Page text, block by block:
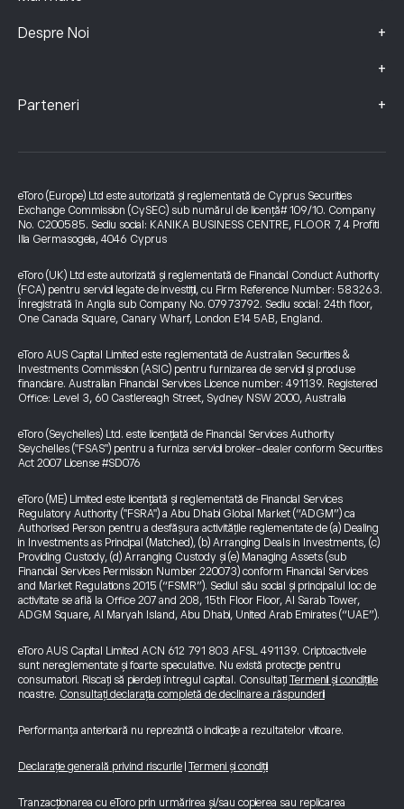
Despre Noi +
+
Parteneri +
eToro (Europe) Ltd este autorizată și reglementată de Cyprus Securities
Exchange Commission (CySEC) sub numărul de licență# 109/10. Company
No. C200585. Sediu social: KANIKA BUSINESS CENTRE, FLOOR 7, 4 Profiti
Ilia Germasogeia, 4046 Cyprus
eToro (UK) Ltd este autorizată și reglementată de Financial Conduct Authority
(FCA) pentru servicii legate de investiții, cu Firm Reference Number: 583263.
Înregistrată în Anglia sub Company No. 07973792. Sediu social: 24th floor,
One Canada Square, Canary Wharf, London E14 5AB, England.
eToro AUS Capital Limited este reglementată de Australian Securities &
Investments Commission (ASIC) pentru furnizarea de servicii și produse
financiare. Australian Financial Services Licence number: 491139. Registered
Office: Level 3, 60 Castlereagh Street, Sydney NSW 2000, Australia
eToro (Seychelles) Ltd. este licențiată de Financial Services Authority
Seychelles ("FSAS") pentru a furniza servicii broker-dealer conform Securities
Act 2007 License #SD076
eToro (ME) Limited este licențiată și reglementată de Financial Services
Regulatory Authority ("FSRA") a Abu Dhabi Global Market (“ADGM”) ca
Authorised Person pentru a desfășura activitățile reglementate de (a) Dealing
in Investments as Principal (Matched), (b) Arranging Deals in Investments, (c)
Providing Custody, (d) Arranging Custody și (e) Managing Assets (sub
Financial Services Permission Number 220073) conform Financial Services
and Market Regulations 2015 (“FSMR”). Sediul său social și principalul loc de
activitate se află la Office 207 and 208, 15th Floor Floor, Al Sarab Tower,
ADGM Square, Al Maryah Island, Abu Dhabi, United Arab Emirates (“UAE”).
eToro AUS Capital Limited ACN 612 791 803 AFSL 491139. Criptoactivele
sunt nereglementate și foarte speculative. Nu există protecție pentru
consumatori. Riscați să pierdeți întregul capital. Consultați Termenii și condițiile
noastre. Consultați declarația completă de declinare a răspunderii
Performanța anterioară nu reprezintă o indicație a rezultatelor viitoare.
Declarație generală privind riscurile Termeni și condiții
Tranzacționarea cu eToro prin urmărirea și/sau copierea sau replicarea